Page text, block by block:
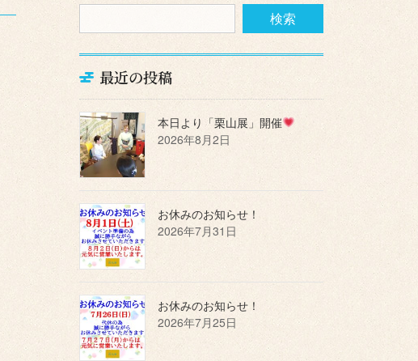
最近の投稿
本日より「栗山展」開催
2026年8月2日
お休みのお知らせ！
2026年7月31日
お休みのお知らせ！
2026年7月25日